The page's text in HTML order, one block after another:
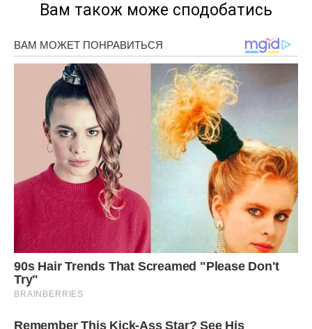
Вам також може сподобатись